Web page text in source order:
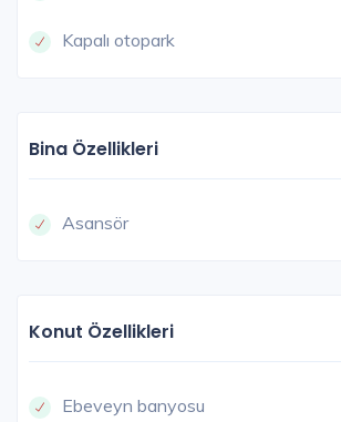
Kapalı otopark
Bina Özellikleri
Asansör
Konut Özellikleri
Ebeveyn banyosu